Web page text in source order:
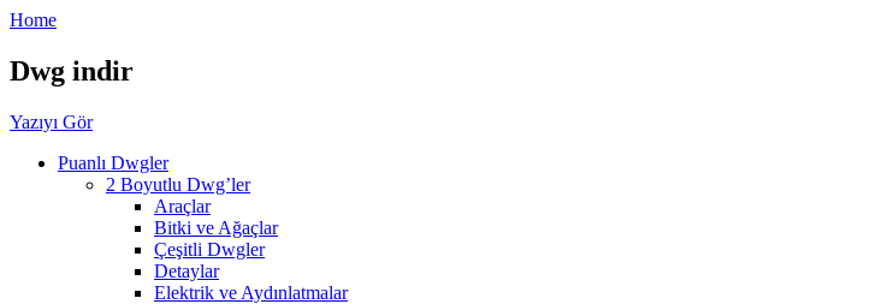
Home
Dwg indir
Yazıyı Gör
Puanlı Dwgler
2 Boyutlu Dwg’ler
Araçlar
Bitki ve Ağaçlar
Çeşitli Dwgler
Detaylar
Elektrik ve Aydınlatmalar